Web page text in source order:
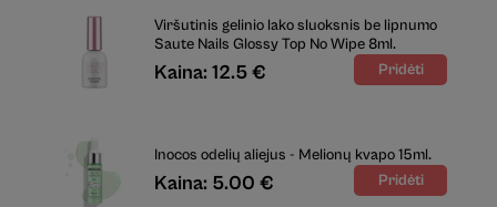
Viršutinis gelinio lako sluoksnis be lipnumo
Saute Nails Glossy Top No Wipe 8ml.
Kaina: 12.5 €
Inocos odelių aliejus - Melionų kvapo 15ml.
Kaina: 5.00 €